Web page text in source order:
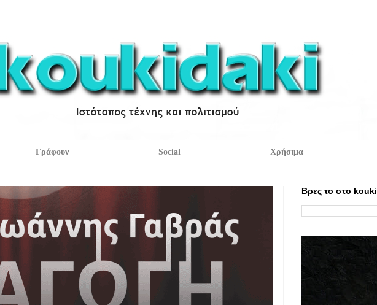
Γράφουν Social Χρήσιμα
Βρες το στο